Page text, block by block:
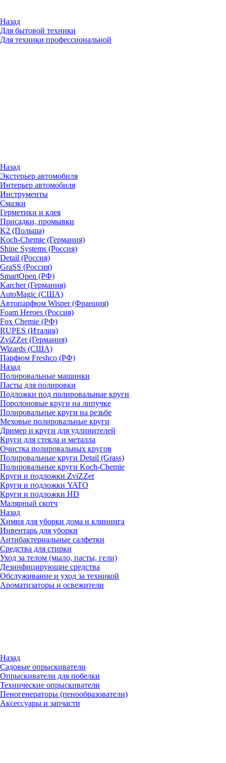
Назад
Для бытовой техники
Для техники профессиональной
Назад
Экстерьер автомобиля
Интерьер автомобиля
Инструменты
Смазки
Герметики и клея
Присадки, промывки
K2 (Польша)
Koch-Chemie (Германия)
Shine Systems (Россия)
Detail (Россия)
GraSS (Россия)
SmartOpen (РФ)
Karcher (Германия)
AutoMagic (США)
Автопарфюм Wisper (Франция)
Foam Heroes (Россия)
Fox Chemie (РФ)
RUPES (Италия)
ZviZZer (Германия)
Wizards (США)
Парфюм Freshco (РФ)
Назад
Полировальные машинки
Пасты для полировки
Подложки под полировальные круги
Поролоновые круги на липучке
Полировальные круги на резьбе
Меховые полировальные круги
Дример и круги для удлинителей
Круги для стекла и металла
Очистка полировальных кругов
Полировальные круги Detail (Grass)
Полировальные круги Koch-Chemie
Круги и подложки ZviZZer
Круги и подложки YATO
Круги и подложки HD
Малярный скотч
Назад
Химия для уборки дома и клининга
Инвентарь для уборки
Антибактериальные салфетки
Средства для стирки
Уход за телом (мыло, пасты, гели)
Дезинфицирующие средства
Обслуживание и уход за техникой
Ароматизаторы и освежители
Назад
Садовые опрыскиватели
Опрыскиватели для побелки
Технические опрыскиватели
Пеногенераторы (пенообразователи)
Аксессуары и запчасти